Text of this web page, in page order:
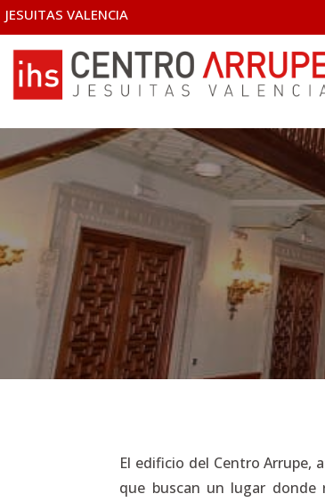
JESUITAS VALENCIA
El edificio del Centro Arrupe,
que buscan un lugar donde